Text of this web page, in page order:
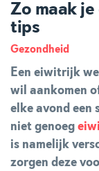
Zo maak
tips
Gezondheid
Een eiwitrijk
wil aankomen
elke avond een
niet genoeg
is namelijk
zorgen deze